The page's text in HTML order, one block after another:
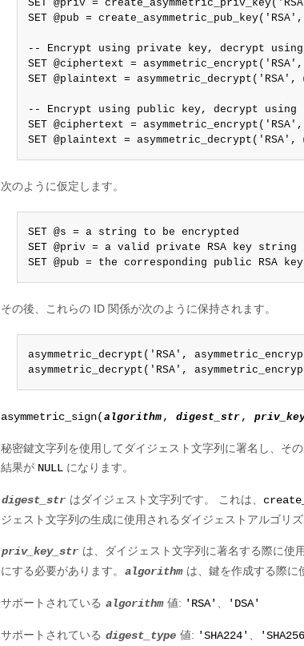
SET @priv =
SET @pub =
-- Encrypt using private key, decrypt
SET @ciphertext =
SET @plaintext = asymmetric_decrypt('RSA',
-- Encrypt using public key, decrypt using
SET @ciphertext =
SET @plaintext =
次のように仮定します。
SET @s = a string to be encrypted
SET @priv = a valid private RSA key string
SET @pub = the corresponding public RSA
その後、これらの ID 関係が次のように保持されます。
asymmetric_decrypt('RSA',
asymmetric_decrypt('RSA',
asymmetric_sign( algorithm , digest_str ,
秘密鍵文字列を使用してダイジェスト文字列に署名し、そ
結果が NULL になります。
digest_str はダイジェスト文字列です。 これは、
ジェスト文字列の生成に使用されるダイジェストアルゴリズ
priv_key_str は、ダイジェスト文字列に著名する際に使
にする必要があります。 algorithm は、鍵を作成する際に
サポートされている algorithm 値: 'RSA' 'DSA'
サポートされている digest_type 値: 'SHA224'